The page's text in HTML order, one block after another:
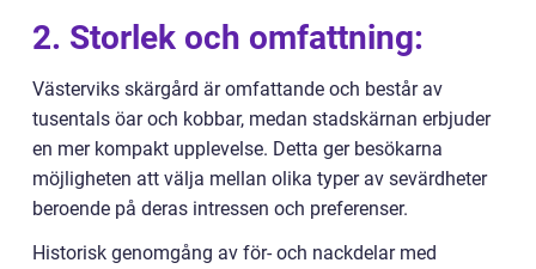
2. Storlek och omfattning:
Västerviks skärgård är omfattande och består av
tusentals öar och kobbar, medan stadskärnan erbjuder
en mer kompakt upplevelse. Detta ger besökarna
möjligheten att välja mellan olika typer av sevärdheter
beroende på deras intressen och preferenser.
Historisk genomgång av för- och nackdelar med